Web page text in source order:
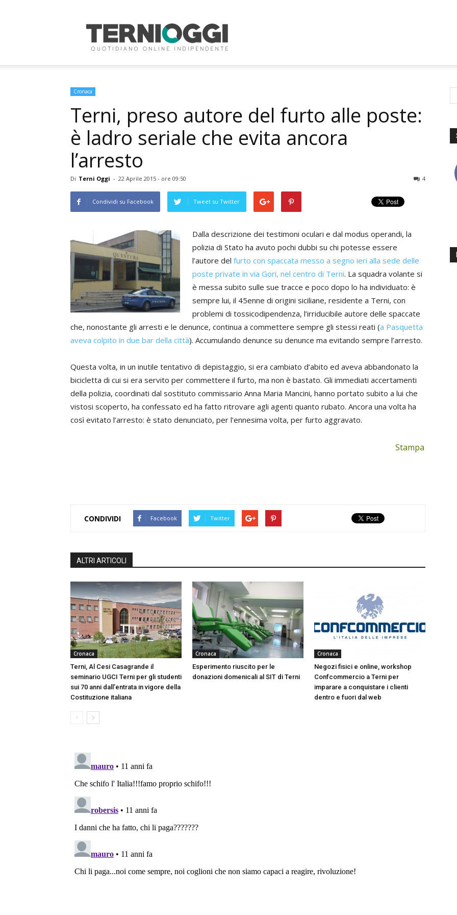
Oggi
Cronaca
Terni, preso autore del furto alle poste:
è ladro seriale che evita ancora
l’arresto
Di Terni Oggi - 22 Aprile 2015 - ore 09:50 4
Condividi su Facebook Tweet su Twitter
Dalla descrizione dei testimoni oculari e dal modus operandi, la
polizia di Stato ha avuto pochi dubbi su chi potesse essere
l’autore del furto con spaccata messo a segno ieri alla sede delle
poste private in via Gori, nel centro di Terni. La squadra volante si
è messa subito sulle sue tracce e poco dopo lo ha individuato: è
sempre lui, il 45enne di origini siciliane, residente a Terni, con
problemi di tossicodipendenza, l’irriducibile autore delle spaccate
che, nonostante gli arresti e le denunce, continua a commettere sempre gli stessi reati (a Pasquetta
aveva colpito in due bar della città). Accumulando denunce su denunce ma evitando sempre l’arresto.
Questa volta, in un inutile tentativo di depistaggio, si era cambiato d’abito ed aveva abbandonato la
bicicletta di cui si era servito per commettere il furto, ma non è bastato. Gli immediati accertamenti
della polizia, coordinati dal sostituto commissario Anna Maria Mancini, hanno portato subito a lui che
vistosi scoperto, ha confessato ed ha fatto ritrovare agli agenti quanto rubato. Ancora una volta ha
così evitato l’arresto: è stato denunciato, per l’ennesima volta, per furto aggravato.
Stampa
CONDIVIDI Facebook Twitter
ALTRI ARTICOLI
Cronaca
Terni, Al Cesi Casagrande il
seminario UGCI Terni per gli studenti
sui 70 anni dall’entrata in vigore della
Costituzione italiana
Cronaca
Esperimento riuscito per le
donazioni domenicali al SIT di Terni
Cronaca
Negozi fisici e online, workshop
Confcommercio a Terni per
imparare a conquistare i clienti
dentro e fuori dal web